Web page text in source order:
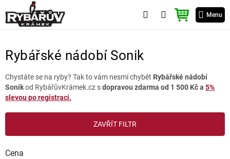
na
obsah
Menu
NÁKUPNÍ
KOŠÍK
Rybářské nádobí Sonik
Chystáte se na ryby? Tak to vám nesmí chybět Rybářské nádobí
Sonikod RybářůvKrámek.cz sdopravou zdarma od 1 500 Kč a 5%
slevou po registraci.
ZAVŘÍT FILTR
Cena
V
p
i